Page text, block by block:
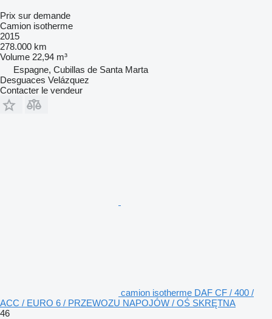
Prix sur demande
Camion isotherme
2015
278.000 km
Volume 22,94 m³
Espagne, Cubillas de Santa Marta
Desguaces Velázquez
Contacter le vendeur
camion isotherme DAF CF / 400 /
ACC / EURO 6 / PRZEWOZU NAPOJÓW / OŚ SKRĘTNA
46